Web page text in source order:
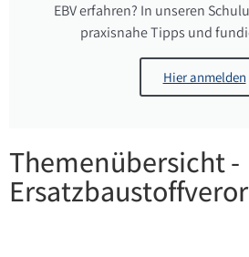
EBV erfahren? In unseren
praxisnahe Tipps und
Hier anmelden
Themenübersicht -